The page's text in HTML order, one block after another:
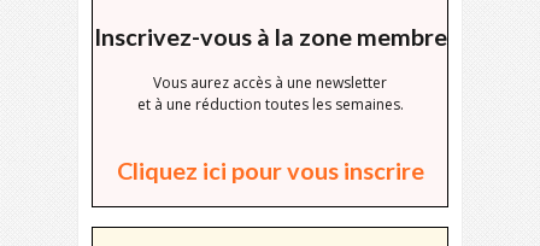
Inscrivez-vous à la zone membre
Vous aurez accès à une newsletter
et à une réduction toutes les semaines.
Cliquez ici pour vous inscrire